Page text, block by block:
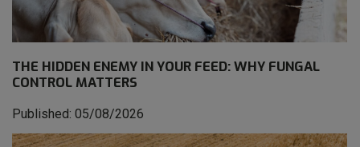
THE HIDDEN ENEMY IN YOUR FEED: WHY FUNGAL
CONTROL MATTERS
Published: 05/08/2026